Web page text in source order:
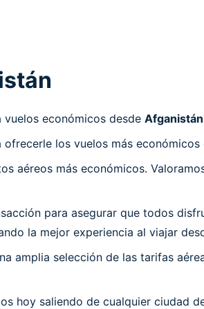
vuelos económicos desde Afganistán
los vuelos más
aéreos más económicos.
para asegurar que todos
la mejor experiencia al viajar
amplia selección de las tarifas
hoy saliendo de cualquier ciudad